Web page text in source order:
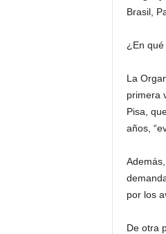
Brasil,
¿En
La
primera
Pisa,
años,
por los
De otra